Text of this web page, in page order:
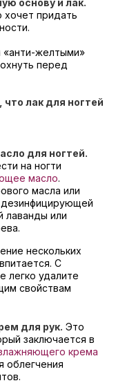
основу и лак.
хочет придать
«анти-желтыми»
перед
лак для ногтей
для ногтей.
на ногти
масло.
масла или
лаванды или
нескольких
С
легко удалите
свойствам
для рук. Это
заключается в
крема
облегчения